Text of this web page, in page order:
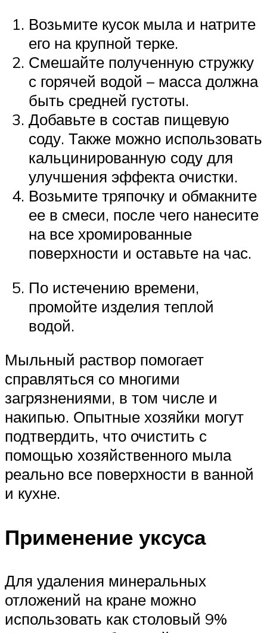
Возьмите кусок мыла и натрите
его на крупной терке.
Смешайте полученную стружку
с горячей водой – масса должна
быть средней густоты.
Добавьте в состав пищевую
соду. Также можно использовать
кальцинированную соду для
улучшения эффекта очистки.
Возьмите тряпочку и обмакните
ее в смеси, после чего нанесите
на все хромированные
поверхности и оставьте на час.
По истечению времени,
промойте изделия теплой
водой.
Мыльный раствор помогает
справляться со многими
загрязнениями, в том числе и
накипью. Опытные хозяйки могут
подтвердить, что очистить с
помощью хозяйственного мыла
реально все поверхности в ванной
и кухне.
Применение уксуса
Для удаления минеральных
отложений на кране можно
использовать как столовый 9%